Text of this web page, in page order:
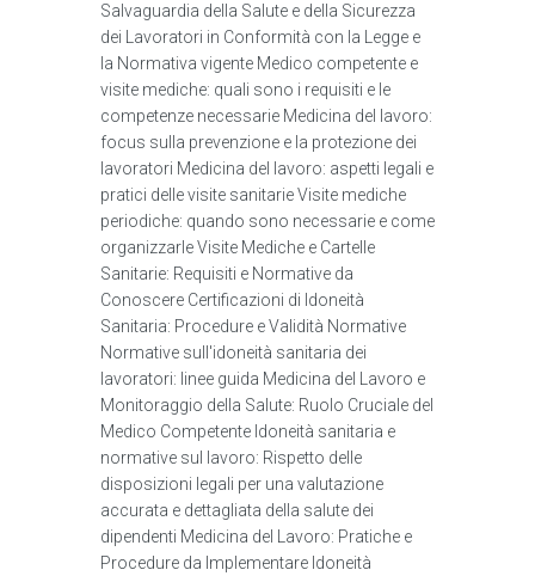
Salvaguardia della Salute e della Sicurezza
dei Lavoratori in Conformità con la Legge e
la Normativa vigente Medico competente e
visite mediche: quali sono i requisiti e le
competenze necessarie Medicina del lavoro:
focus sulla prevenzione e la protezione dei
lavoratori Medicina del lavoro: aspetti legali e
pratici delle visite sanitarie Visite mediche
periodiche: quando sono necessarie e come
organizzarle Visite Mediche e Cartelle
Sanitarie: Requisiti e Normative da
Conoscere Certificazioni di Idoneità
Sanitaria: Procedure e Validità Normative
Normative sull'idoneità sanitaria dei
lavoratori: linee guida Medicina del Lavoro e
Monitoraggio della Salute: Ruolo Cruciale del
Medico Competente Idoneità sanitaria e
normative sul lavoro: Rispetto delle
disposizioni legali per una valutazione
accurata e dettagliata della salute dei
dipendenti Medicina del Lavoro: Pratiche e
Procedure da Implementare Idoneità